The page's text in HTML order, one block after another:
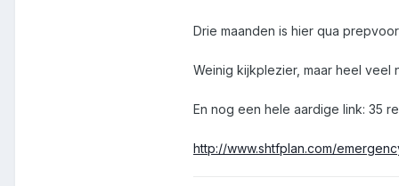
Drie maanden is hier qua
Weinig kijkplezier, maar heel veel
En nog een hele aardige link: 35
http://www.shtfplan.com/